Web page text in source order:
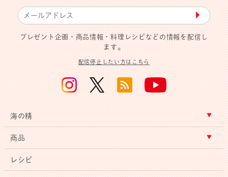
▶︎
プレゼント企画・商品情報・料理レシピなどの情報を配信し
ます。
配信停止したい方はこちら
海の精
商品
レシピ